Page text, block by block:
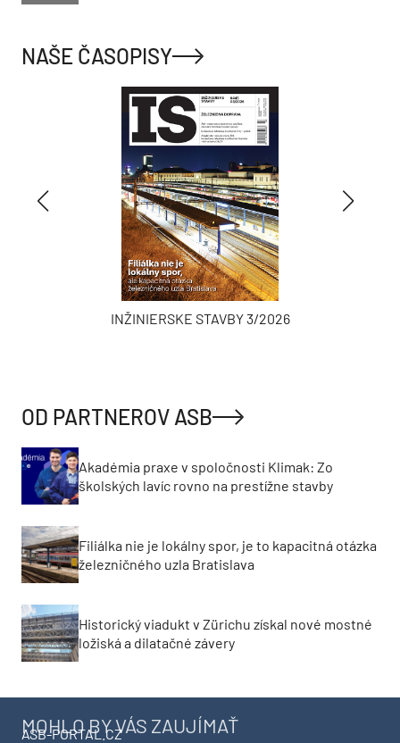
NAŠE ČASOPISY
INŽINIERSKE STAVBY 3/2026
OD PARTNEROV ASB
Akadémia praxe v spoločnosti Klimak: Zo
školských lavíc rovno na prestížne stavby
Filiálka nie je lokálny spor, je to kapacitná otázka
železničného uzla Bratislava
Historický viadukt v Zürichu získal nové mostné
ložiská a dilatačné závery
MOHLO BY VÁS ZAUJÍMAŤ
ASB-PORTAL.CZ